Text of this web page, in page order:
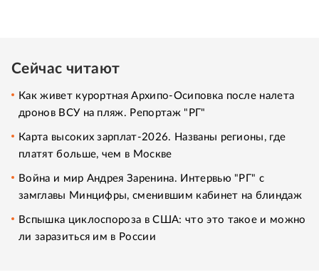
Сейчас читают
Как живет курортная Архипо-Осиповка после налета
дронов ВСУ на пляж. Репортаж "РГ"
Карта высоких зарплат-2026. Названы регионы, где
платят больше, чем в Москве
Война и мир Андрея Заренина. Интервью "РГ" с
замглавы Минцифры, сменившим кабинет на блиндаж
Вспышка циклоспороза в США: что это такое и можно
ли заразиться им в России